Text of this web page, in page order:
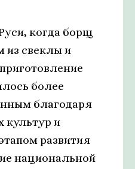
когда борщ
свеклы и
более
благодаря
культур и
развития
национальной